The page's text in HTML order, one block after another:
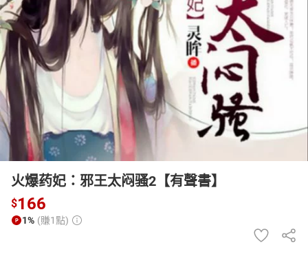
日本購物 電子/紙本書
HOT
火爆药妃：邪王太闷骚2【有聲書】
$166
1% (賺1點)